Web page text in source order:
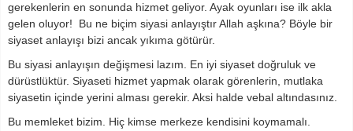
gerekenlerin en sonunda hizmet geliyor. Ayak oyunları ise ilk akla
gelen oluyor! Bu ne biçim siyasi anlayıştır Allah aşkına? Böyle bir
siyaset anlayışı bizi ancak yıkıma götürür.
Bu siyasi anlayışın değişmesi lazım. En iyi siyaset doğruluk ve
dürüstlüktür. Siyaseti hizmet yapmak olarak görenlerin, mutlaka
siyasetin içinde yerini alması gerekir. Aksi halde vebal altındasınız.
Bu memleket bizim. Hiç kimse merkeze kendisini koymamalı.